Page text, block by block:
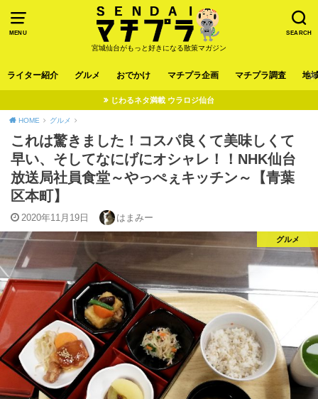
MENU SEARCH
宮城仙台がもっと好きになる散策マガジン
ライター紹介 グルメ おでかけ マチプラ企画 マチプラ調査 地
じわるネタ満載 ウラロジ仙台
HOME グルメ
これは驚きました！コスパ良くて美味しくて
早い、そしてなにげにオシャレ！！NHK仙台
放送局社員食堂～やっぺぇキッチン～【青葉
区本町】
2020年11月19日 はまみー
グルメ